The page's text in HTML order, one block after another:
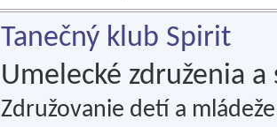
Tanečný klub Spirit
Umelecké združenia a
Združovanie detí a